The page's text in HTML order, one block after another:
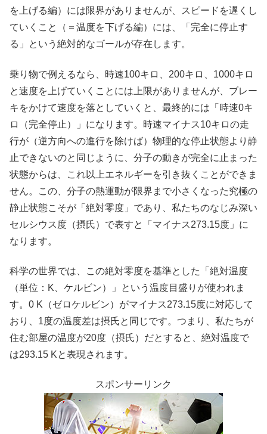
を上げる編）には限界がありませんが、スピードを遅くし
ていくこと（＝温度を下げる編）には、「完全に停止す
る」という絶対的なゴールが存在します。
乗り物で例えるなら、時速100キロ、200キロ、1000キロ
と速度を上げていくことには上限がありませんが、ブレー
キをかけて速度を落としていくと、最終的には「時速0キ
ロ（完全停止）」になります。時速マイナス10キロの走
行が（逆方向への進行を除けば）物理的な停止状態より静
止できないのと同じように、分子の動きが完全に止まった
状態からは、これ以上エネルギーを引き抜くことができま
せん。この、分子の熱運動が限界まで小さくなった究極の
静止状態こそが「絶対零度」であり、私たちのなじみ深い
セルシウス度（摂氏）で表すと「マイナス273.15度」に
なります。
科学の世界では、この絶対零度を基準とした「絶対温度
（単位：K、ケルビン）」という温度目盛りが使われま
す。0 K（ゼロケルビン）がマイナス273.15度に対応して
おり、1度の温度差は摂氏と同じです。つまり、私たちが
住む部屋の温度が20度（摂氏）だとすると、絶対温度で
は293.15 Kと表現されます。
スポンサーリンク